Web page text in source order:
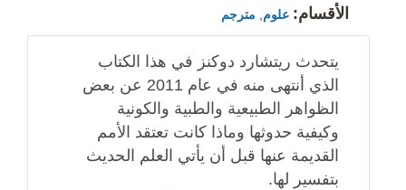
الأقسام: علوم مترجم
يتحدث ريتشارد دوكنز في هذا الكتاب
الذي أنتهى منه في عام 2011 عن بعض
الظواهر الطبيعية والطبية والكونية
وكيفية حدوثها وماذا كانت تعتقد الأمم
القديمة عنها قبل أن يأتي العلم الحديث
بتفسير لها.